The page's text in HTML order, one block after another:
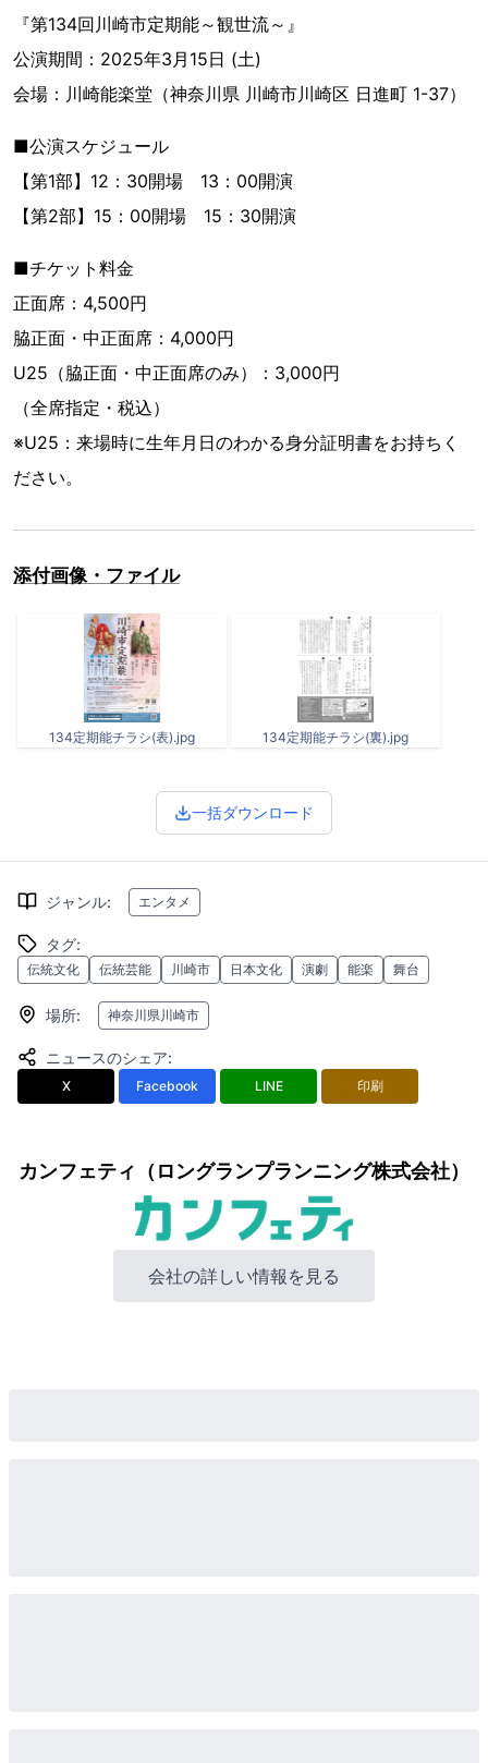
『第134回川崎市定期能～観世流～』
公演期間：2025年3月15日 (土)
会場：川崎能楽堂（神奈川県 川崎市川崎区 日進町 1-37）
■公演スケジュール
【第1部】12：30開場 13：00開演
【第2部】15：00開場 15：30開演
■チケット料金
正面席：4,500円
脇正面・中正面席：4,000円
U25（脇正面・中正面席のみ）：3,000円
（全席指定・税込）
※U25：来場時に生年月日のわかる身分証明書をお持ちく
ださい。
添付画像・ファイル
134定期能チラシ(表).jpg 134定期能チラシ(裏).jpg
一括ダウンロード
ジャンル: エンタメ
タグ:
伝統文化 伝統芸能 川崎市 日本文化 演劇 能楽 舞台
場所: 神奈川県川崎市
ニュースのシェア:
X Facebook LINE 印刷
カンフェティ（ロングランプランニング株式会社）
会社の詳しい情報を見る